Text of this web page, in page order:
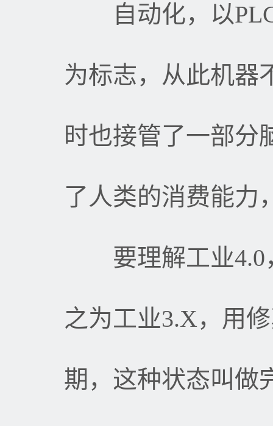
自动化，以
为标志，从此机器
时也接管了一部分
了人类的消费能力
要理解工业4.0
之为工业3.X，用
期，这种状态叫做